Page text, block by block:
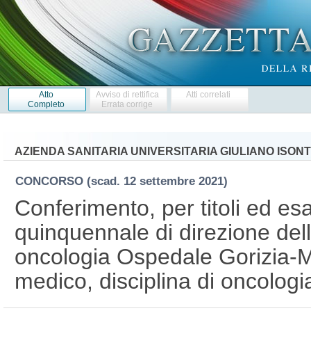
Atto
Completo
Avviso di rettifica
Errata corrige
Atti correlati
AZIENDA SANITARIA UNIVERSITARIA GIULIANO
CONCORSO (scad. 12 settembre 2021)
Conferimento, per titoli ed
quinquennale di direzione
oncologia Ospedale Gorizia-
medico, disciplina di